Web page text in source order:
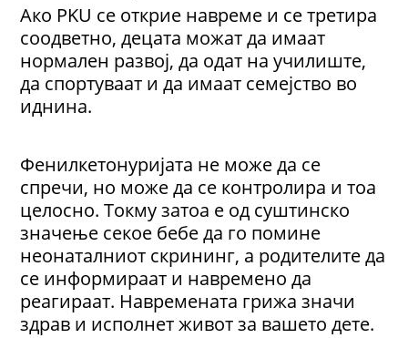
Ако PKU се открие навреме и се третира
соодветно, децата можат да имаат
нормален развој, да одат на училиште,
да спортуваат и да имаат семејство во
иднина.
Фенилкетонуријата не може да се
спречи, но може да се контролира и тоа
целосно. Токму затоа е од суштинско
значење секое бебе да го помине
неонаталниот скрининг, а родителите да
се информираат и навремено да
реагираат. Навремената грижа значи
здрав и исполнет живот за вашето дете.